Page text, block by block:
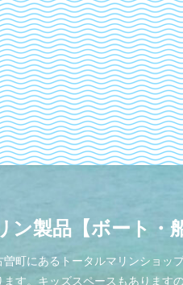
ン製品【ボート・
町にあるトータルマリンショッ
ます。キッズスペースもあります